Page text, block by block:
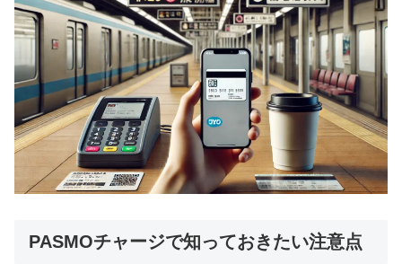
PASMOチャージで知っておきたい注意点